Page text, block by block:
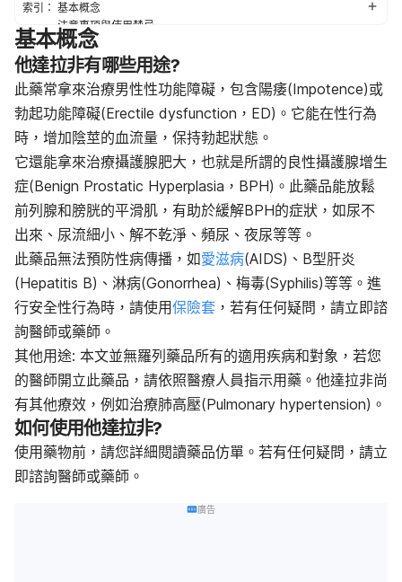
索引： 基本概念
注意事項與使用禁忌
使用他達拉非的潛在副作用
使用他達拉非的潛在交互作用
建議用量
基本概念
他達拉非有哪些用途?
此藥常拿來治療男性性功能障礙，包含陽痿(Impotence)或
勃起功能障礙(Erectile dysfunction，ED)。它能在性行為
時，增加陰莖的血流量，保持勃起狀態。
它還能拿來治療攝護腺肥大，也就是所謂的良性攝護腺增生
症(Benign Prostatic Hyperplasia，BPH)。此藥品能放鬆
前列腺和膀胱的平滑肌，有助於緩解BPH的症狀，如尿不
出來、尿流細小、解不乾淨、頻尿、夜尿等等。
此藥品無法預防性病傳播，如愛滋病(AIDS)、B型肝炎
(Hepatitis B)、淋病(Gonorrhea)、梅毒(Syphilis)等等。進
行安全性行為時，請使用保險套 ，若有任何疑問，請立即諮
詢醫師或藥師。
其他用途: 本文並無羅列藥品所有的適用疾病和對象，若您
的醫師開立此藥品，請依照醫療人員指示用藥。他達拉非尚
有其他療效，例如治療肺高壓(Pulmonary hypertension)。
如何使用他達拉非?
使用藥物前，請您詳細閱讀藥品仿單。若有任何疑問，請立
即諮詢醫師或藥師。
廣告